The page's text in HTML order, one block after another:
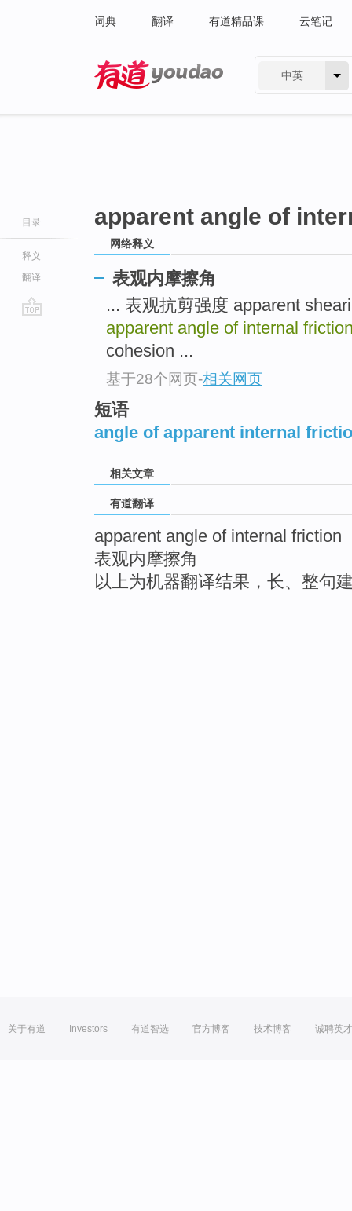
词典 翻译 有道精品课 云笔记
中英
目录
释义
翻译
apparent angle of
网络释义
表观内摩擦角
... 表观抗剪强度 apparent
apparent angle of internal
cohesion ...
基于28个网页-相关网页
短语
angle of apparent internal
相关文章
有道翻译
apparent angle of internal friction
表观内摩擦角
以上为机器翻译结果，长、整句
关于有道 Investors 有道智选 官方博客 技术博客 诚聘英才